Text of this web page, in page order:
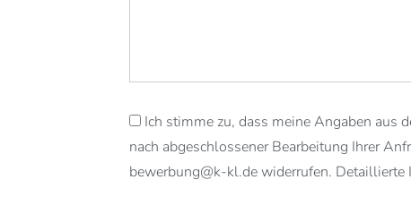
Ich stimme zu, dass meine Angaben aus
nach abgeschlossener Bearbeitung Ihrer
bewerbung@k-kl.de widerrufen.